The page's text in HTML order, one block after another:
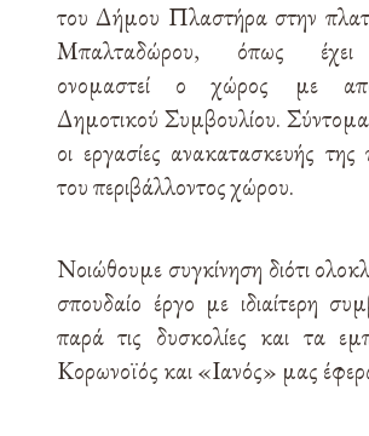
του Δήμου Πλαστήρα στην
Μπαλταδώρου, όπως έχει
ονομαστεί ο χώρος με
Δημοτικού Συμβουλίου.
οι εργασίες ανακατασκευής της
του περιβάλλοντος χώρου.
Νοιώθουμε συγκίνηση διότι
σπουδαίο έργο με ιδιαίτερη
παρά τις δυσκολίες και τα
Κορωνοϊός και «Ιανός» μας